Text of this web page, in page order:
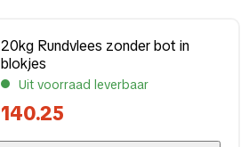
20kg Rundvlees zonder bot in
blokjes
Uit voorraad leverbaar
140.25